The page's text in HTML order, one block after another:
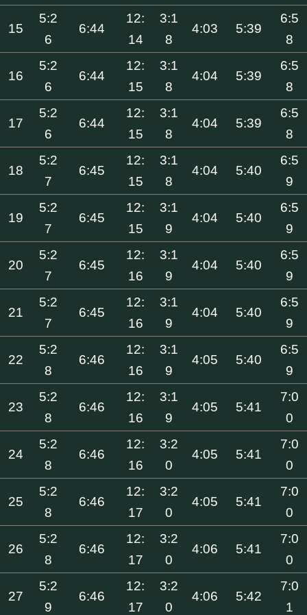
15
5:2
6
6:44
12:
14
3:1
8
4:03 5:39
6:5
8
16
5:2
6
6:44
12:
15
3:1
8
4:04 5:39
6:5
8
17
5:2
6
6:44
12:
15
3:1
8
4:04 5:39
6:5
8
18
5:2
7
6:45
12:
15
3:1
8
4:04 5:40
6:5
9
19
5:2
7
6:45
12:
15
3:1
9
4:04 5:40
6:5
9
20
5:2
7
6:45
12:
16
3:1
9
4:04 5:40
6:5
9
21
5:2
7
6:45
12:
16
3:1
9
4:04 5:40
6:5
9
22
5:2
8
6:46
12:
16
3:1
9
4:05 5:40
6:5
9
23
5:2
8
6:46
12:
16
3:1
9
4:05 5:41
7:0
0
24
5:2
8
6:46
12:
16
3:2
0
4:05 5:41
7:0
0
25
5:2
8
6:46
12:
17
3:2
0
4:05 5:41
7:0
0
26
5:2
8
6:46
12:
17
3:2
0
4:06 5:41
7:0
0
27
5:2
9
6:46
12:
17
3:2
0
4:06 5:42
7:0
1